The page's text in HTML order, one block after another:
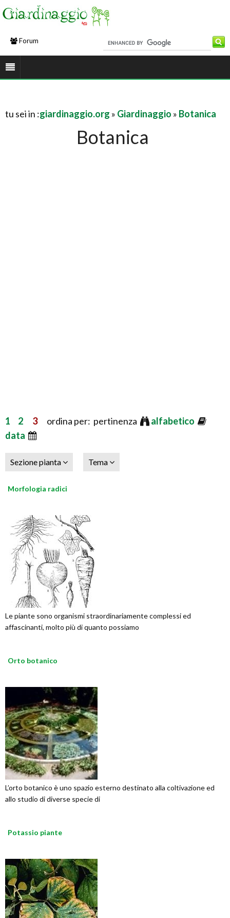
Forum
tu sei in :giardinaggio.org » Giardinaggio » Botanica
Botanica
1 2 3ordina per: pertinenza
alfabetico
data
Sezione pianta Tema
Morfologia radici
Le piante sono organismi straordinariamente complessi ed
affascinanti, molto più di quanto possiamo
Orto botanico
L’orto botanico è uno spazio esterno destinato alla coltivazione ed
allo studio di diverse specie di
Potassio piante